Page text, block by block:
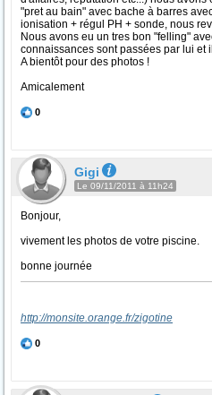
"pret au bain" avec bache à barres
ionisation + régul PH + sonde, nous
Nous avons eu un tres bon "felling"
connaissances sont passées par lui et
A bientôt pour des photos !
Amicalement
0
Gigi
Le 09/11/2011 à 11h24
Bonjour,
vivement les photos de votre piscine.
bonne journée
http://monsite.orange.fr/zigotine
0